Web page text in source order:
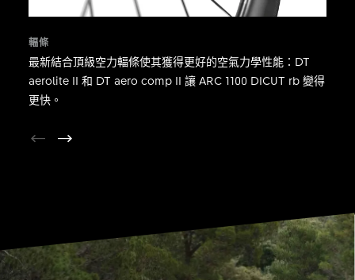
輻條
最新結合頂級空力輻條使其獲得更好的空氣力學性能：DT
aerolite II 和 DT aero comp II 讓 ARC 1100 DICUT rb 變得
更快。